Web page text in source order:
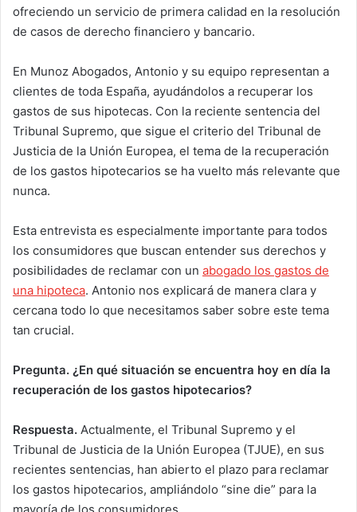
ofreciendo un servicio de primera calidad en la resolución
de casos de derecho financiero y bancario.
En Munoz Abogados, Antonio y su equipo representan a
clientes de toda España, ayudándolos a recuperar los
gastos de sus hipotecas. Con la reciente sentencia del
Tribunal Supremo, que sigue el criterio del Tribunal de
Justicia de la Unión Europea, el tema de la recuperación
de los gastos hipotecarios se ha vuelto más relevante que
nunca.
Esta entrevista es especialmente importante para todos
los consumidores que buscan entender sus derechos y
posibilidades de reclamar con un abogado los gastos de
una hipoteca. Antonio nos explicará de manera clara y
cercana todo lo que necesitamos saber sobre este tema
tan crucial.
Pregunta. ¿En qué situación se encuentra hoy en día la
recuperación de los gastos hipotecarios?
Respuesta. Actualmente, el Tribunal Supremo y el
Tribunal de Justicia de la Unión Europea (TJUE), en sus
recientes sentencias, han abierto el plazo para reclamar
los gastos hipotecarios, ampliándolo “sine die” para la
mayoría de los consumidores.